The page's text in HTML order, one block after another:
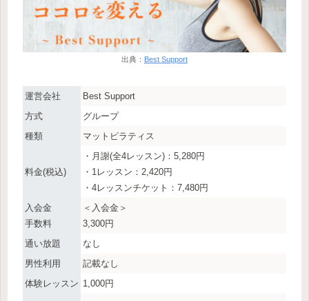
出典： Best Support
運営会社
Best Support
方式
グループ
種類
マットピラティス
料金(税込)
・月謝(全4レッスン)：5,280円
・1レッスン：2,420円
・4レッスンチケット：7,480円
入会金
手数料
＜入会金＞
3,300円
通い放題
なし
男性利用
記載なし
体験レッスン 1,000円